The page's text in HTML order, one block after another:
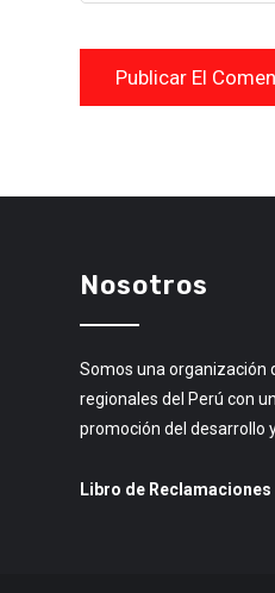
Nosotros
Somos una organización
regionales del Perú con
promoción del desarrollo
Libro de Reclamaciones